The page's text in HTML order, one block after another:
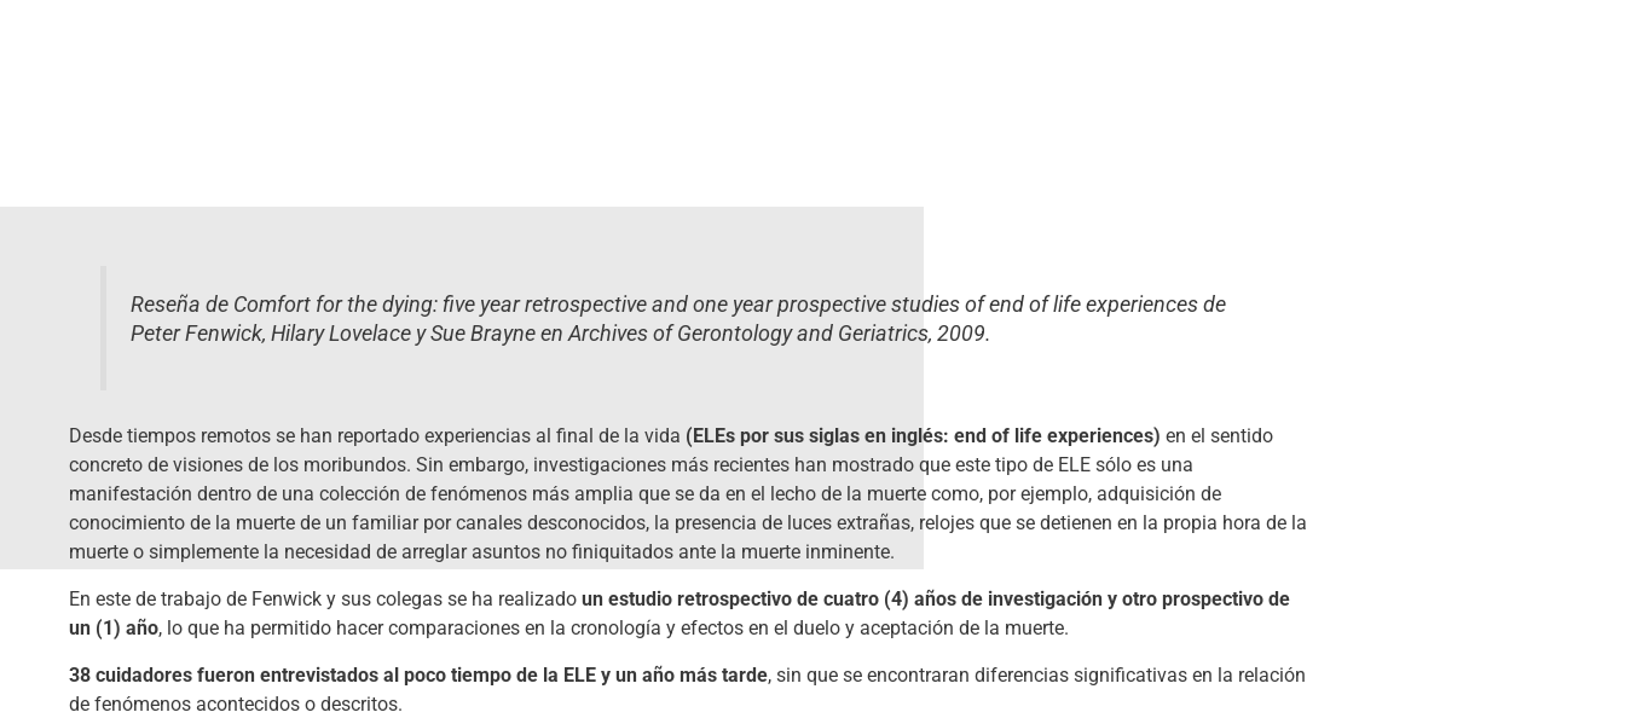
Reseña de Comfort for the dying: five year retrospective and one year prospective studies of end of life experiences de
Peter Fenwick, Hilary Lovelace y Sue Brayne en Archives of Gerontology and Geriatrics, 2009.
Desde tiempos remotos se han reportado experiencias al final de la vida (ELEs por sus siglas en inglés: end of life experiences) en el sentido
concreto de visiones de los moribundos. Sin embargo, investigaciones más recientes han mostrado que este tipo de ELE sólo es una
manifestación dentro de una colección de fenómenos más amplia que se da en el lecho de la muerte como, por ejemplo, adquisición de
conocimiento de la muerte de un familiar por canales desconocidos, la presencia de luces extrañas, relojes que se detienen en la propia hora de la
muerte o simplemente la necesidad de arreglar asuntos no finiquitados ante la muerte inminente.
En este de trabajo de Fenwick y sus colegas se ha realizado un estudio retrospectivo de cuatro (4) años de investigación y otro prospectivo de
un (1) año, lo que ha permitido hacer comparaciones en la cronología y efectos en el duelo y aceptación de la muerte.
38 cuidadores fueron entrevistados al poco tiempo de la ELE y un año más tarde, sin que se encontraran diferencias significativas en la relación
de fenómenos acontecidos o descritos.